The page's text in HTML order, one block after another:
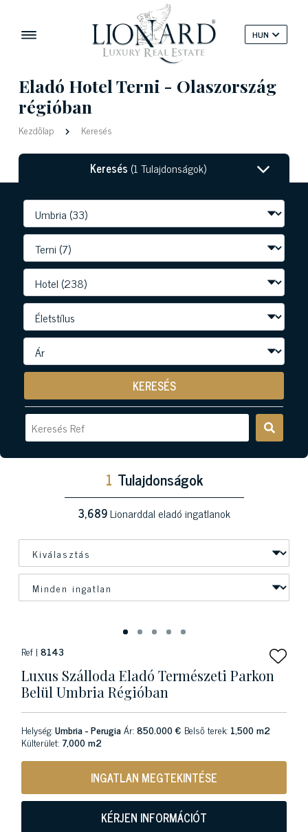
HUN
Eladó Hotel Terni - Olaszország
régióban
Kezdőlap Keresés
Keresés (1 Tulajdonságok)
KERESÉS
1 Tulajdonságok
3,689Lionarddal eladó ingatlanok
Ref | 8143
Luxus Szálloda Eladó Természeti Parkon
Belül Umbria Régióban
Helység:Umbria - PerugiaÁr:850.000 € Belső terek: 1,500 m2
Külterület: 7,000 m2
INGATLAN MEGTEKINTÉSE
KÉRJEN INFORMÁCIÓT